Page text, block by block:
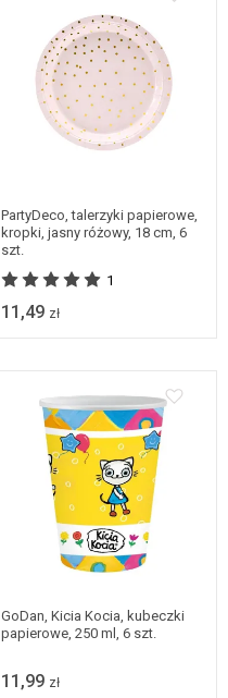
PartyDeco, talerzyki papierowe,
kropki, jasny różowy, 18 cm, 6
szt.
1
11,49 zł
GoDan, Kicia Kocia, kubeczki
papierowe, 250 ml, 6 szt.
11,99 zł